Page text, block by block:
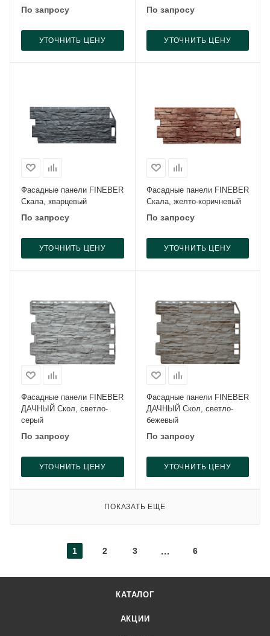
По запросу
УТОЧНИТЬ ЦЕНУ
По запросу
УТОЧНИТЬ ЦЕНУ
Фасадные панели FINEBER
Скала, кварцевый
По запросу
УТОЧНИТЬ ЦЕНУ
Фасадные панели FINEBER
Скала, желто-коричневый
По запросу
УТОЧНИТЬ ЦЕНУ
Фасадные панели FINEBER
ДАЧНЫЙ Скол, светло-
серый
По запросу
УТОЧНИТЬ ЦЕНУ
Фасадные панели FINEBER
ДАЧНЫЙ Скол, светло-
бежевый
По запросу
УТОЧНИТЬ ЦЕНУ
ПОКАЗАТЬ ЕЩЕ
1 2 3 6
КАТАЛОГ
АКЦИИ